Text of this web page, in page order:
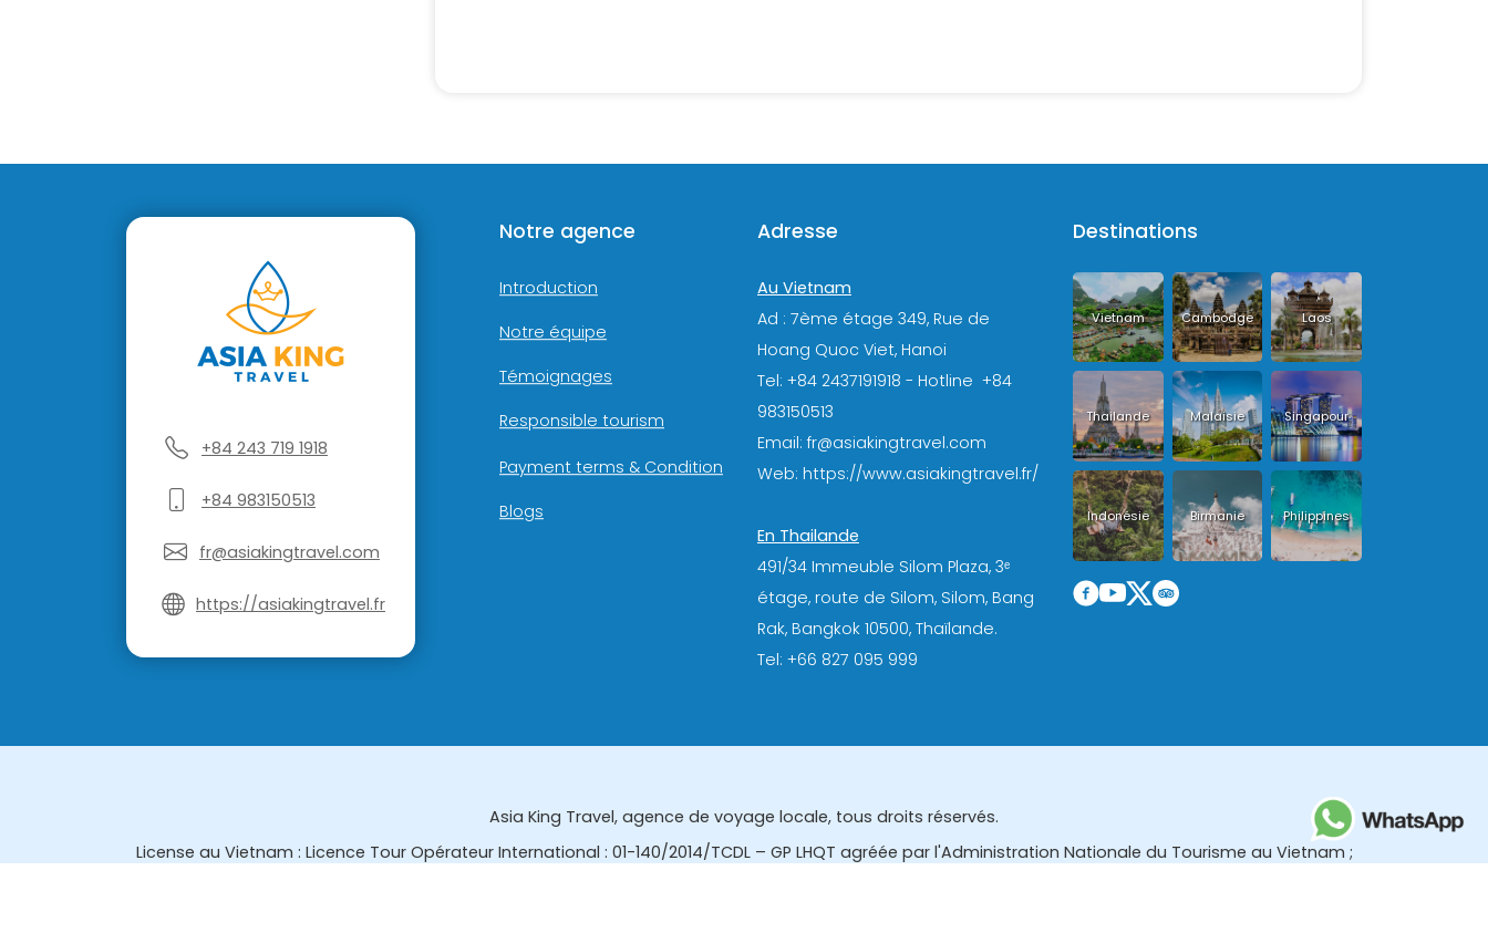
+84 243 719 1918
+84 983150513
fr@asiakingtravel.com
https://asiakingtravel.fr
Notre agence
Introduction
Notre équipe
Témoignages
Responsible tourism
Payment terms & Condition
Blogs
Adresse
Au Vietnam
Ad : 7ème étage 349, Rue de
Hoang Quoc Viet, Hanoi
Tel: +84 2437191918 - Hotline +84
983150513
Email: fr@asiakingtravel.com
Web: https://www.asiakingtravel.fr/
En Thailande
491/34 Immeuble Silom Plaza, 3ᵉ
étage, route de Silom, Silom, Bang
Rak, Bangkok 10500, Thaïlande.
Tel: +66 827 095 999
Destinations
Vietnam Cambodge Laos
Thailande Malaisie Singapour
Indonésie Birmanie Philippines
Asia King Travel, agence de voyage locale, tous droits réservés.
License au Vietnam : Licence Tour Opérateur International : 01-140/2014/TCDL – GP LHQT agréée par l'Administration Nationale du Tourisme au Vietnam ;